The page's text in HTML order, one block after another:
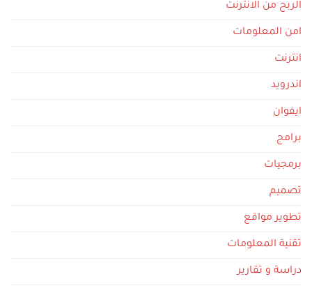
الربح من الانترنت
امن المعلومات
انترنت
اندرويد
ايفوان
برامج
برمجيات
تصميم
تطوير مواقع
تقنية المعلومات
دراسة و تقارير